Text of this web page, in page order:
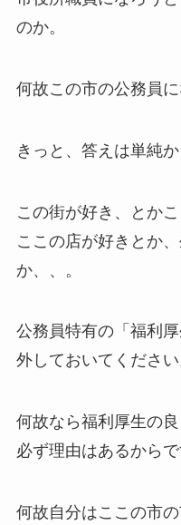
のか。
何故この市の公務員に
きっと、答えは単純か
この街が好き、とか
ここの店が好きとか
か、、。
公務員特有の「福利
外しておいてください
何故なら福利厚生の
必ず理由はあるからで
何故自分はここの市